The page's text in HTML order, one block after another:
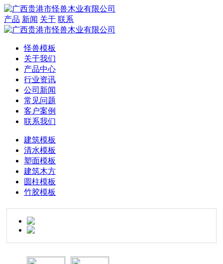
产品 新闻 关于 联系
怪兽模板
关于我们
产品中心
行业资讯
公司新闻
常见问题
客户案例
联系我们
建筑模板
清水模板
塑面模板
建筑木方
圆柱模板
竹胶模板